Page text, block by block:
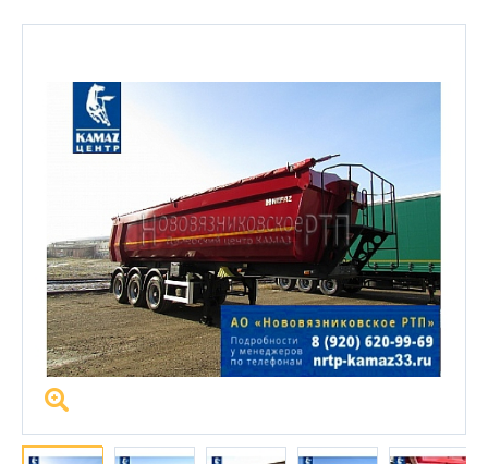
РЕМОНТ ДВИГАТЕЛЕЙ КАМАЗ
ФОТОГАЛЕРЕЯ
КОНТАКТНАЯ ИНФОРМАЦИЯ